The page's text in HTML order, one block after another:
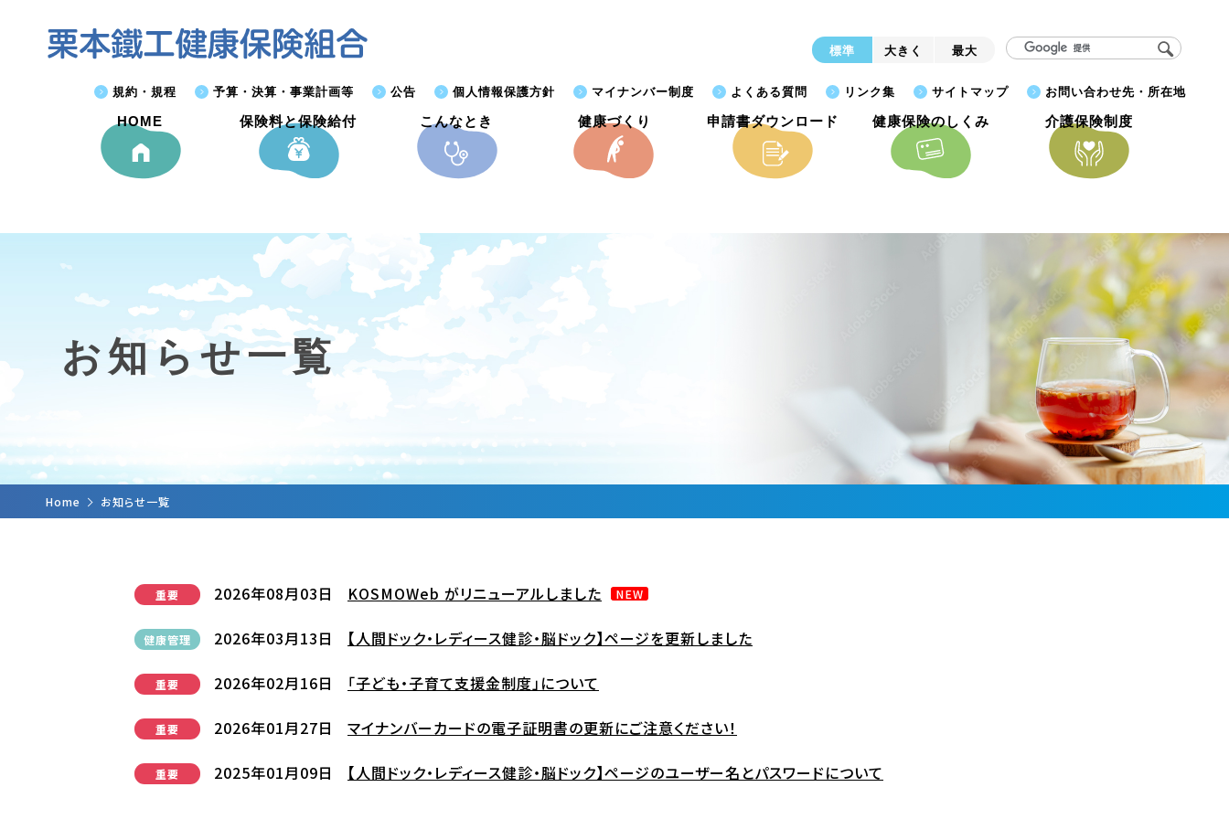
標準 大きく 最大
規約・規程 予算・決算・事業計画等 公告 個人情報保護方針 マイナンバー制度 よくある質問 リンク集 サイトマップ お問い合わせ先・所在地
HOME 保険料と保険給付 こんなとき 健康づくり 申請書ダウンロード 健康保険のしくみ 介護保険制度
お知らせ一覧
Home お知らせ一覧
重要 2026年08月03日 KOSMOWeb がリニューアルしました NEW
健康管理 2026年03月13日 【人間ドック・レディース健診・脳ドック】ページを更新しました
重要 2026年02月16日 「子ども・子育て支援金制度」について
重要 2026年01月27日 マイナンバーカードの電子証明書の更新にご注意ください！
重要 2025年01月09日 【人間ドック・レディース健診・脳ドック】ページのユーザー名とパスワードについて